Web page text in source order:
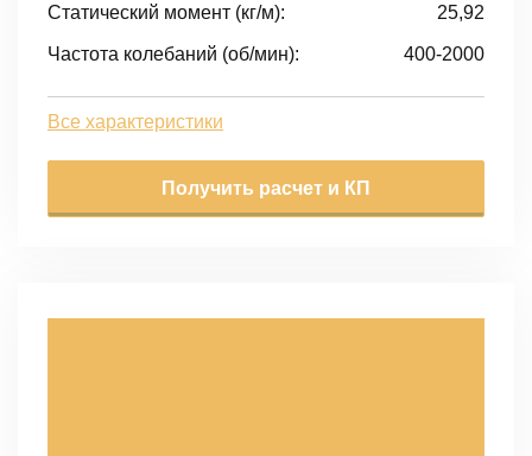
Статический момент (кг/м): 25,92
Частота колебаний (об/мин): 400-2000
Все характеристики
Получить расчет и КП